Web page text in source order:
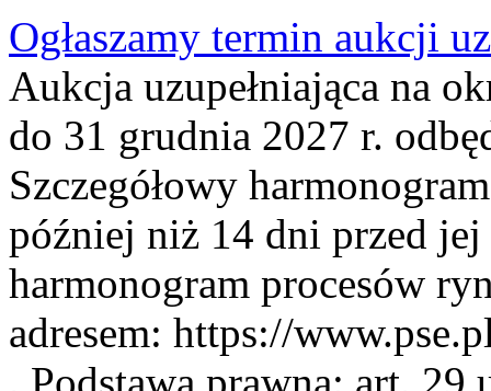
Ogłaszamy termin aukcji
Aukcja uzupełniająca na
do 31 grudnia 2027 r.
Szczegółowy
później niż 14 dni przed
harmonogram procesów
adresem: https://